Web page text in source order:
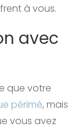
à vous.
avec
que votre
périmé, mais
vous avez